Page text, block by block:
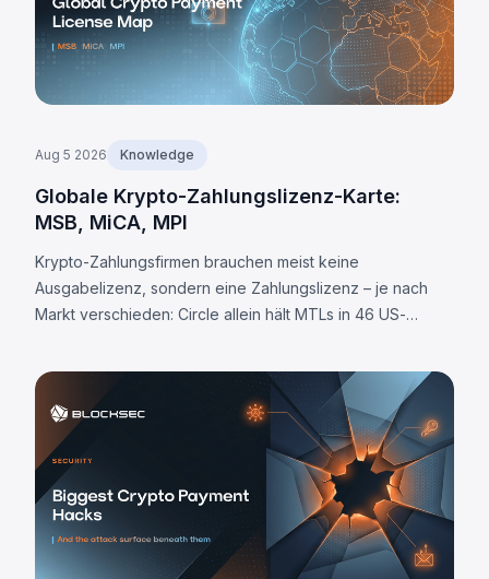
Aug 5 2026 Knowledge
Globale Krypto-Zahlungslizenz-Karte:
MSB, MiCA, MPI
Krypto-Zahlungsfirmen brauchen meist keine
Ausgabelizenz, sondern eine Zahlungslizenz – je nach
Markt verschieden: Circle allein hält MTLs in 46 US-